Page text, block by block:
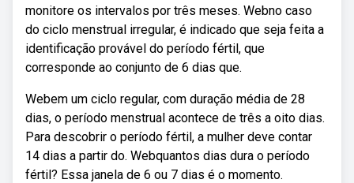
monitore os intervalos por três meses. Webno caso
do ciclo menstrual irregular, é indicado que seja feita a
identificação provável do período fértil, que
corresponde ao conjunto de 6 dias que.
Webem um ciclo regular, com duração média de 28
dias, o período menstrual acontece de três a oito dias.
Para descobrir o período fértil, a mulher deve contar
14 dias a partir do. Webquantos dias dura o período
fértil? Essa janela de 6 ou 7 dias é o momento.